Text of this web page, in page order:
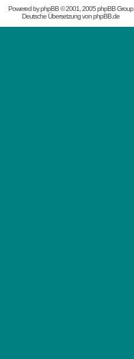
Powered byphpBB© 2001, 2005 phpBB Group
Deutsche Übersetzung vonphpBB.de